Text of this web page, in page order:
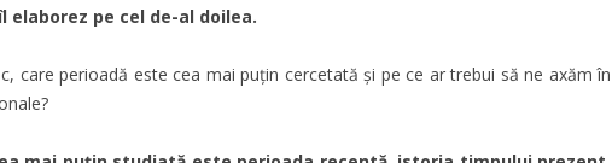
elaborez pe cel de-al doilea.
care perioadă este cea mai puțin cercetată și pe ce ar trebui să ne axăm în